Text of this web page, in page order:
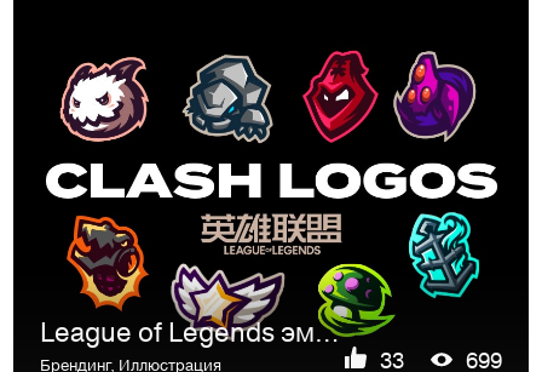
League of Legends эмблемы команд Clash
Брендинг, Иллюстрация 33 699